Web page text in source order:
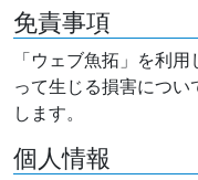
免責事項
「ウェブ魚拓」を利
って生じる損害につい
します。
個人情報